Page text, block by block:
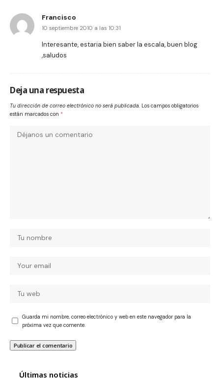
Francisco
10 septiembre 2010 a las 10:31
Interesante, estaria bien saber la escala, buen blog
,saludos
Deja una respuesta
Tu dirección de correo electrónico no será publicada. Los campos obligatorios
están marcados con *
Guarda mi nombre, correo electrónico y web en este navegador para la
próxima vez que comente.
Últimas noticias